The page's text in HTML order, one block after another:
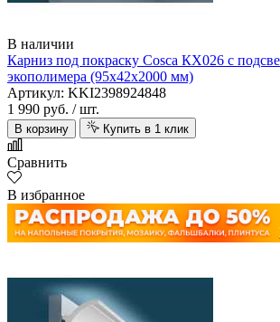
В наличии
Карниз под покраску Cosca КХ026 с
экополимера (95х42х2000 мм)
Артикул: KKI2398924848
1 990 руб. / шт.
В корзину Купить в 1 клик
Сравнить
В избранное